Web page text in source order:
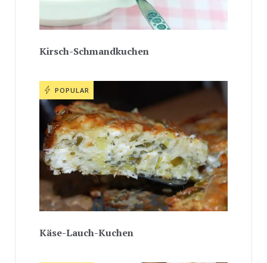
Kirsch-Schmandkuchen
POPULAR
Käse-Lauch-Kuchen